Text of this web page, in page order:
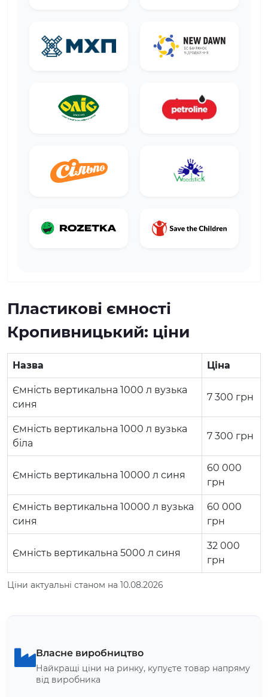
Пластикові ємності
Кропивницький: ціни
Назва Ціна
Ємність вертикальна 1000 л вузька
синя
7 300 грн
Ємність вертикальна 1000 л вузька
біла
7 300 грн
Ємність вертикальна 10000 л синя
60 000
грн
Ємність вертикальна 10000 л вузька
синя
60 000
грн
Ємність вертикальна 5000 л синя
32 000
грн
Ціни актуальні станом на 10.08.2026
Власне виробництво
Найкращі ціни на ринку, купуєте товар напряму
від виробника